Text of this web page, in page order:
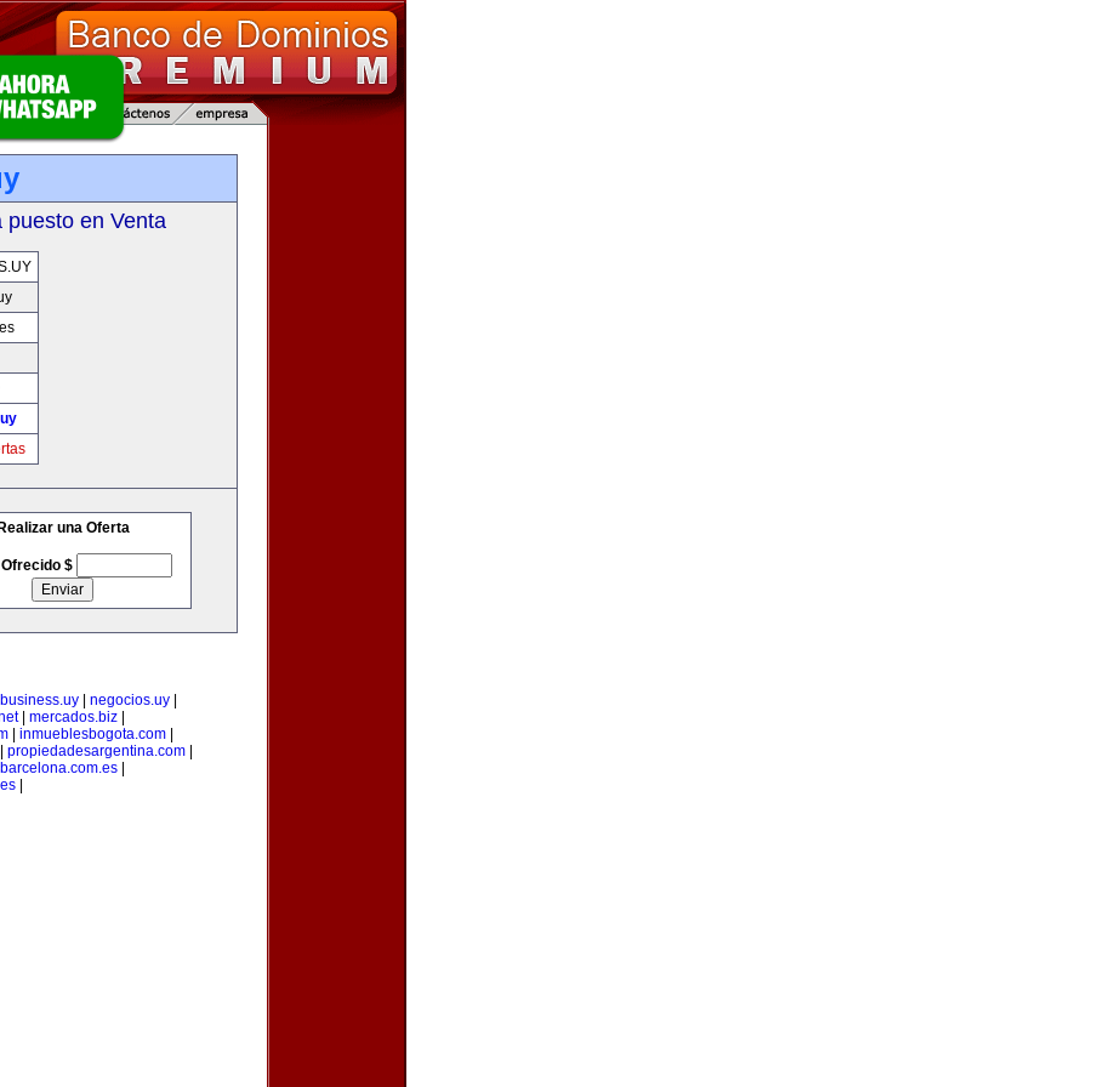
puesto en Venta
Realizar una Oferta
$
business.uy| negocios.uy|
| mercados.biz|
| inmueblesbogota.com|
propiedadesargentina.com|